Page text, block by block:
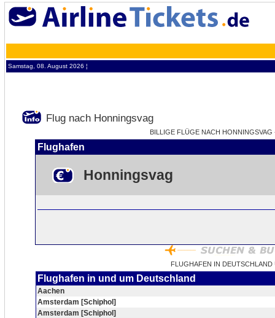
Samstag, 08. August 2026 ¦
Flug nach Honningsvag
BILLIGE FLÜGE NACH
Flughafen
Honningsvag
FLUGHAFEN IN
Flughafen in und um Deutschland
Aachen
Amsterdam [Schiphol]
Amsterdam [Schiphol]